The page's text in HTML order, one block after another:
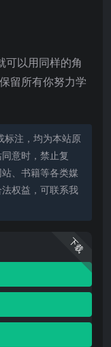
可以用同样的角
留所有你努力学
标注，均为本站原
意时，禁止复
、书籍等各类媒
权益，可联系我
下载